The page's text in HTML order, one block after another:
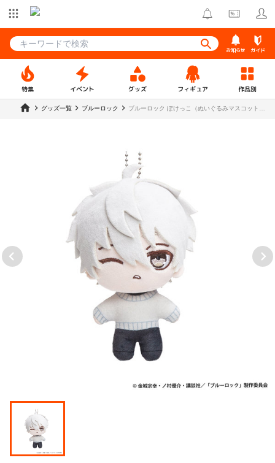
お知らせ ガイド
特集 イベント グッズ フィギュア 作品別
グッズ一覧 ブルーロック
ブルーロック ぽけっこ（ぬいぐるみマスコット）